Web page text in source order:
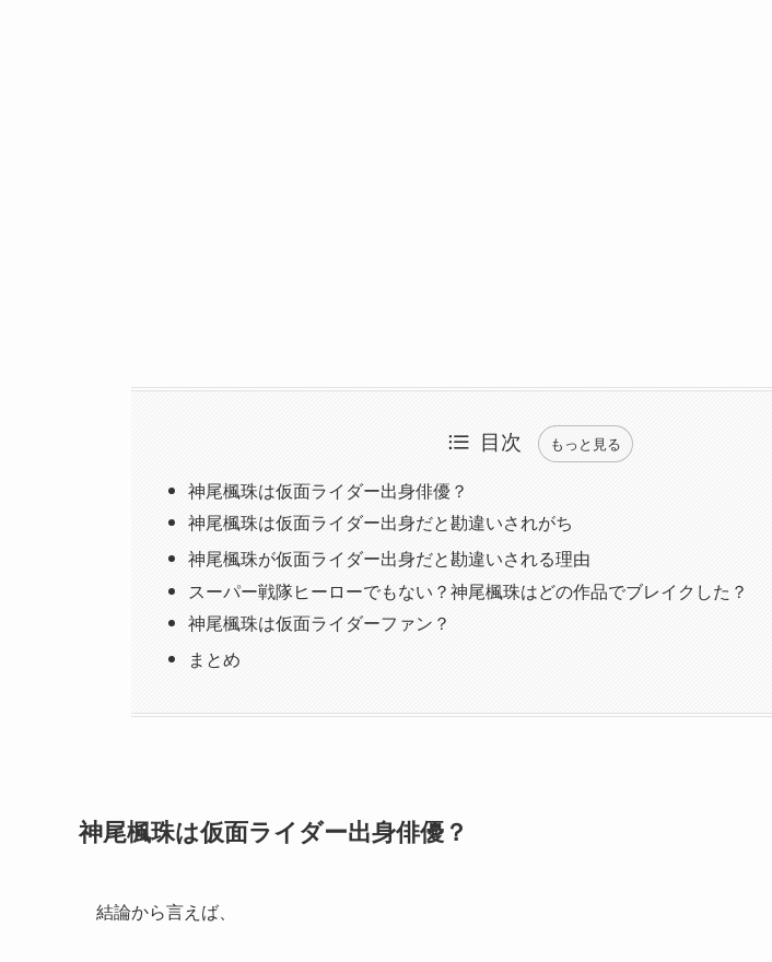
目次 もっと見る
神尾楓珠は仮面ライダー出身俳優？
神尾楓珠は仮面ライダー出身だと勘違いされがち
神尾楓珠が仮面ライダー出身だと勘違いされる理由
スーパー戦隊ヒーローでもない？神尾楓珠はどの作品でブレイクした？
神尾楓珠は仮面ライダーファン？
まとめ
神尾楓珠は仮面ライダー出身俳優？
結論から言えば、